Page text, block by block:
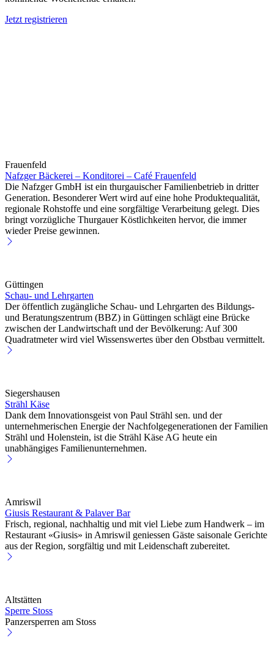
Jetzt registrieren
Frauenfeld
Nafzger Bäckerei – Konditorei – Café Frauenfeld
Die Nafzger GmbH ist ein thurgauischer Familienbetrieb in dritter
Generation. Besonderer Wert wird auf eine hohe Produktequalität,
regionale Rohstoffe und eine sorgfältige Verarbeitung gelegt. Dies
bringt vorzügliche Thurgauer Köstlichkeiten hervor, die immer
wieder Preise gewinnen.
Güttingen
Schau- und Lehrgarten
Der öffentlich zugängliche Schau- und Lehrgarten des Bildungs-
und Beratungszentrum (BBZ) in Güttingen schlägt eine Brücke
zwischen der Landwirtschaft und der Bevölkerung: Auf 300
Quadratmeter wird viel Wissenswertes über den Obstbau vermittelt.
Siegershausen
Strähl Käse
Dank dem Innovationsgeist von Paul Strähl sen. und der
unternehmerischen Energie der Nachfolgegenerationen der Familien
Strähl und Holenstein, ist die Strähl Käse AG heute ein
unabhängiges Familienunternehmen.
Amriswil
Giusis Restaurant & Palaver Bar
Frisch, regional, nachhaltig und mit viel Liebe zum Handwerk – im
Restaurant «Giusis» in Amriswil geniessen Gäste saisonale Gerichte
aus der Region, sorgfältig und mit Leidenschaft zubereitet.
Altstätten
Sperre Stoss
Panzersperren am Stoss